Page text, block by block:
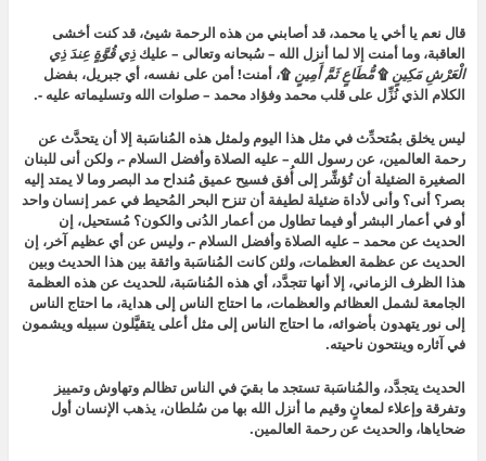
قال نعم يا أخي يا محمد، قد أصابني من هذه الرحمة شيئ، قد كنت أخشى
العاقبة، وما أمنت إلا لما أنزل الله – سُبحانه وتعالى – عليكذِي قُوَّةٍ عِندَ ذِي
الْعَرْشِ مَكِينٍ ۩مُّطَاعٍ ثَمَّ أَمِينٍ ۩، أمنت! أمن على نفسه، أي جبريل، بفضل
الكلام الذي نُزِّل على قلب محمد وفؤاد محمد – صلوات الله وتسليماته عليه -.
ليس يخلق بمُتحدِّث في مثل هذا اليوم ولمثل هذه المُناسَبة إلا أن يتحدَّث عن
رحمة العالمين، عن رسول الله – عليه الصلاة وأفضل السلام -، ولكن أنى للبنان
الصغيرة الضئيلة أن تُؤشِّر إلى أُفق فسيح عميق مُنداح مد البصر وما لا يمتد إليه
بصر؟ أنى؟ وأنى لأداة ضئيلة لطيفة أن تنزح البحر المُحيط في عمر إنسان واحد
أو في أعمار البشر أو فيما تطاول من أعمار الدُنى والكون؟ مُستحيل، إن
الحديث عن محمد – عليه الصلاة وأفضل السلام -، وليس عن أي عظيم آخر، إن
الحديث عن عظمة العظمات، ولئن كانت المُناسَبة واثقة بين هذا الحديث وبين
هذا الظرف الزماني، إلا أنها تتجدَّد، أي هذه المُناسَبة، للحديث عن هذه العظمة
الجامعة لشمل العظائم والعظمات، ما احتاج الناس إلى هداية، ما احتاج الناس
إلى نور يتهدون بأضوائه، ما احتاج الناس إلى مثل أعلى يتقيَّلون سبيله ويشمون
في آثاره وينتحون ناحيته.
الحديث يتجدَّد، والمُناسَبة تستجد ما بقيَ في الناس تظالم وتهاوش وتمييز
وتفرقة وإعلاء لمعانٍ وقيم ما أنزل الله بها من سُلطان، يذهب الإنسان أول
ضحاياها، والحديث عن رحمة العالمين.